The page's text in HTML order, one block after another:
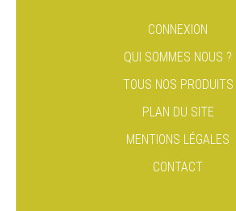
CONNEXION
QUI SOMMES NOUS ?
TOUS NOS PRODUITS
PLAN DU SITE
MENTIONS LÉGALES
CONTACT